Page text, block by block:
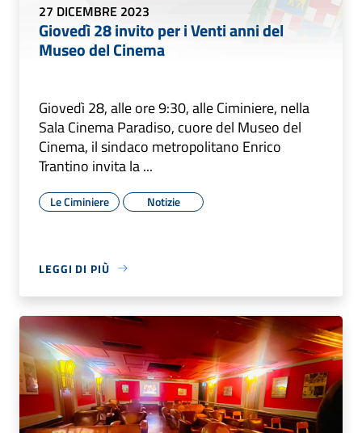
27 DICEMBRE 2023
Giovedì 28 invito per i Venti anni del
Museo del Cinema
Giovedì 28, alle ore 9:30, alle Ciminiere, nella
Sala Cinema Paradiso, cuore del Museo del
Cinema, il sindaco metropolitano Enrico
Trantino invita la ...
Le Ciminiere Notizie
LEGGI DI PIÙ